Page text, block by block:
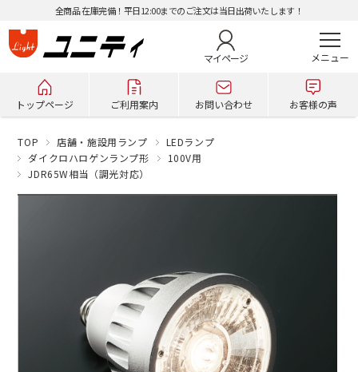
全商品 在庫完備！平日12:00までのご注文は当日出荷いたします！
マイページ
トップページ ご利用案内 お問い合わせ お客様の声
TOP 店舗・施設用ランプ
LEDランプ
ダイクロハロゲンランプ形
100V用
JDR65W相当（調光対応）